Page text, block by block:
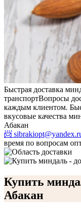
Быстрая доставка
транспортВопросы
каждым клиентом.
вкусовые качества
Абакан
📨
время по вопросам
Купить
Абакан